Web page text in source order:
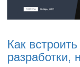
Как
разработки,